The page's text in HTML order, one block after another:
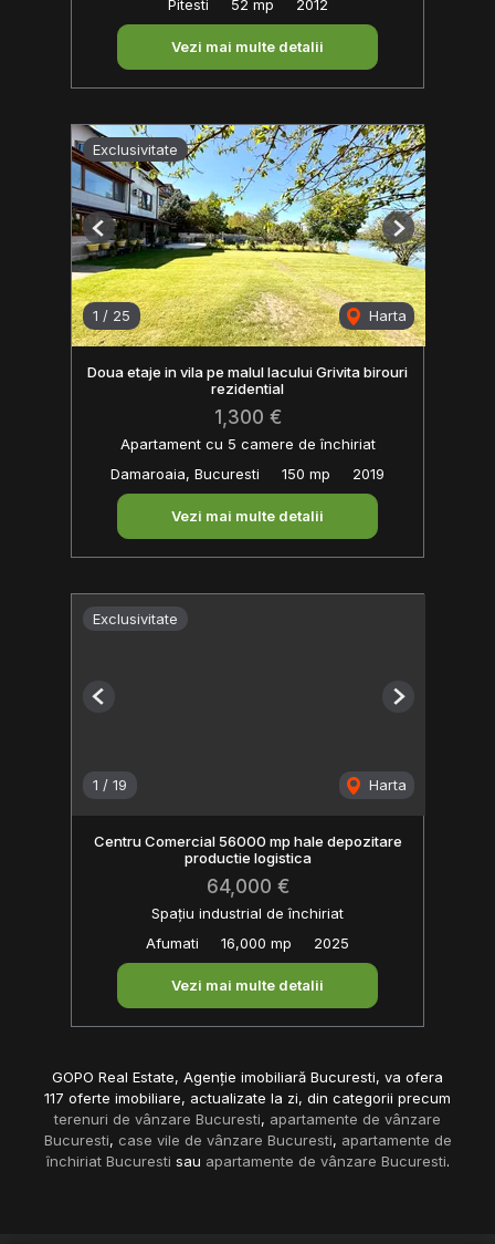
Pitesti 52 mp 2012
Vezi mai multe detalii
Exclusivitate
1 / 25 Harta
Previous Next
Doua etaje in vila pe malul lacului Grivita birouri
rezidential
1,300 €
Apartament cu 5 camere de închiriat
Damaroaia, Bucuresti
150 mp 2019
Vezi mai multe detalii
Exclusivitate
1 / 19 Harta
Previous Next
Centru Comercial 56000 mp hale depozitare
productie logistica
64,000 €
Spațiu industrial de închiriat
Afumati
16,000 mp 2025
Vezi mai multe detalii
GOPO Real Estate, Agenție imobiliară Bucuresti, va ofera
117 oferte imobiliare, actualizate la zi, din categorii precum
terenuri de vânzare Bucuresti, apartamente de vânzare
Bucuresti, case vile de vânzare Bucuresti, apartamente de
închiriat Bucuresti sau apartamente de vânzare Bucuresti.